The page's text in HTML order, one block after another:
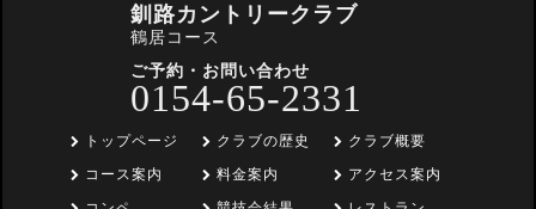
釧路カントリークラブ
鶴居コース
ご予約・お問い合わせ
0154-65-2331
トップページ
コース案内
クラブの歴史
料金案内
クラブ概要
アクセス案内